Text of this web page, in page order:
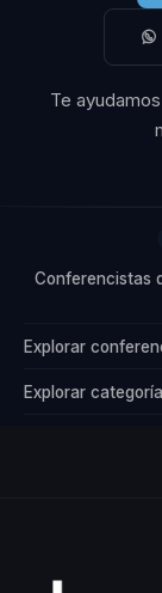
Te
Conferencistas
Explorar
Explorar